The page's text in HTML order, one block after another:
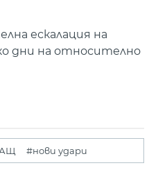
ескалация на
дни на относително
#нови удари